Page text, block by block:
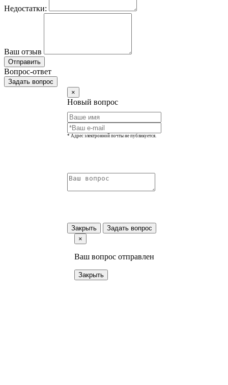
Недостатки:
Ваш отзыв
Отправить
Вопрос-ответ
Задать вопрос
×
Новый вопрос
* Адрес электронной почты не публикуется.
Закрыть
Задать вопрос
×
Ваш вопрос отправлен
Закрыть